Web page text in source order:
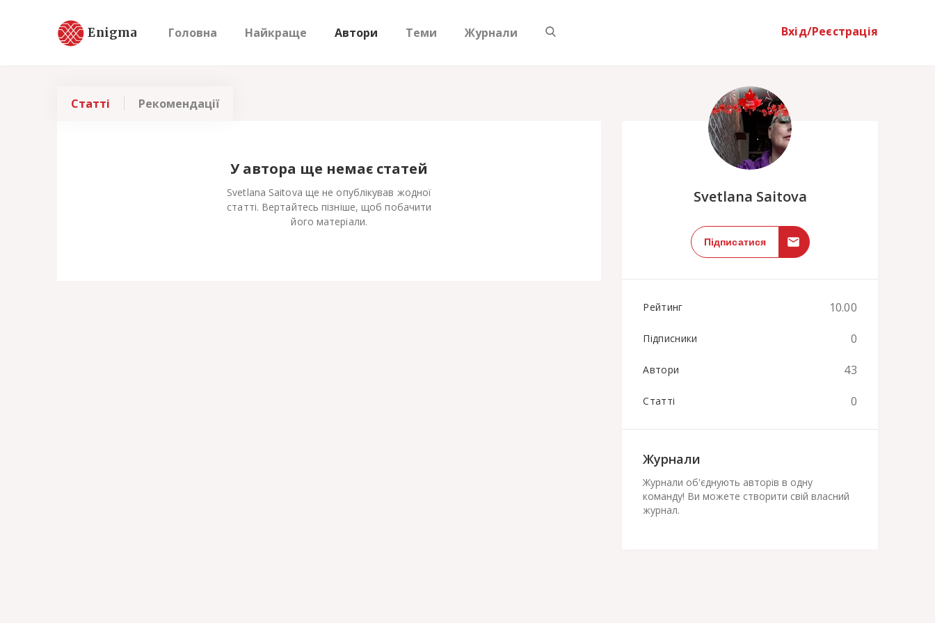
Enigma Головна Найкраще Автори Теми Журнали Вхід/Реєстрація
Svetlana Saitova
Підписатися
Рейтинг 10.00
Підписники 0
Автори 43
Статті 0
Журнали
Журнали об'єднують авторів в одну
команду! Ви можете створити свій власний
журнал.
Статті Рекомендації
У автора ще немає статей
Svetlana Saitova ще не опублікував жодної
статті. Вертайтесь пізніше, щоб побачити
його матеріали.